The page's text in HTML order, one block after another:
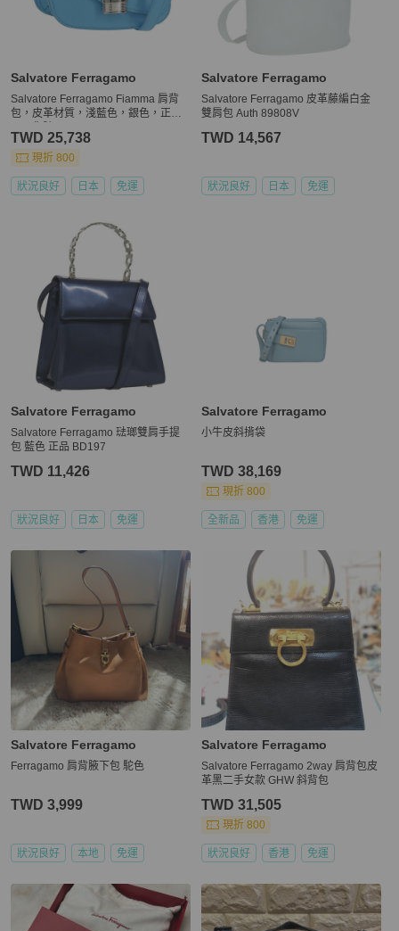
Salvatore Ferragamo
Salvatore Ferragamo Fiamma 肩背
包，皮革材質，淺藍色，銀色，正
TWD 25,738
現折 800
狀況良好 日本 免運
Salvatore Ferragamo
Salvatore Ferragamo 皮革藤編白金
雙肩包 Auth 89808V
TWD 14,567
狀況良好 日本 免運
Salvatore Ferragamo
Salvatore Ferragamo 琺瑯雙肩手提
包 藍色 正品 BD197
TWD 11,426
狀況良好 日本 免運
Salvatore Ferragamo
小牛皮斜揹袋
TWD 38,169
現折 800
全新品 香港 免運
Salvatore Ferragamo
Ferragamo 肩背腋下包 駝色
TWD 3,999
狀況良好 本地 免運
Salvatore Ferragamo
Salvatore Ferragamo 2way 肩背包皮
革黑二手女款 GHW 斜背包
TWD 31,505
現折 800
狀況良好 香港 免運